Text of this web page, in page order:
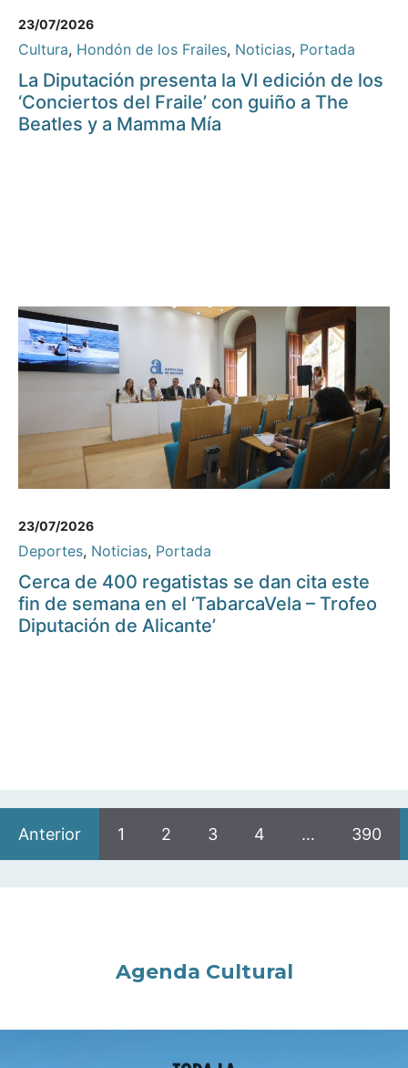
23/07/2026
Cultura, Hondón de los Frailes, Noticias, Portada
La Diputación presenta la VI edición de los
‘Conciertos del Fraile’ con guiño a The
Beatles y a Mamma Mía
23/07/2026
Deportes, Noticias, Portada
Cerca de 400 regatistas se dan cita este
fin de semana en el ‘TabarcaVela – Trofeo
Diputación de Alicante’
Anterior 1 2 3 4 … 390
Agenda Cultural